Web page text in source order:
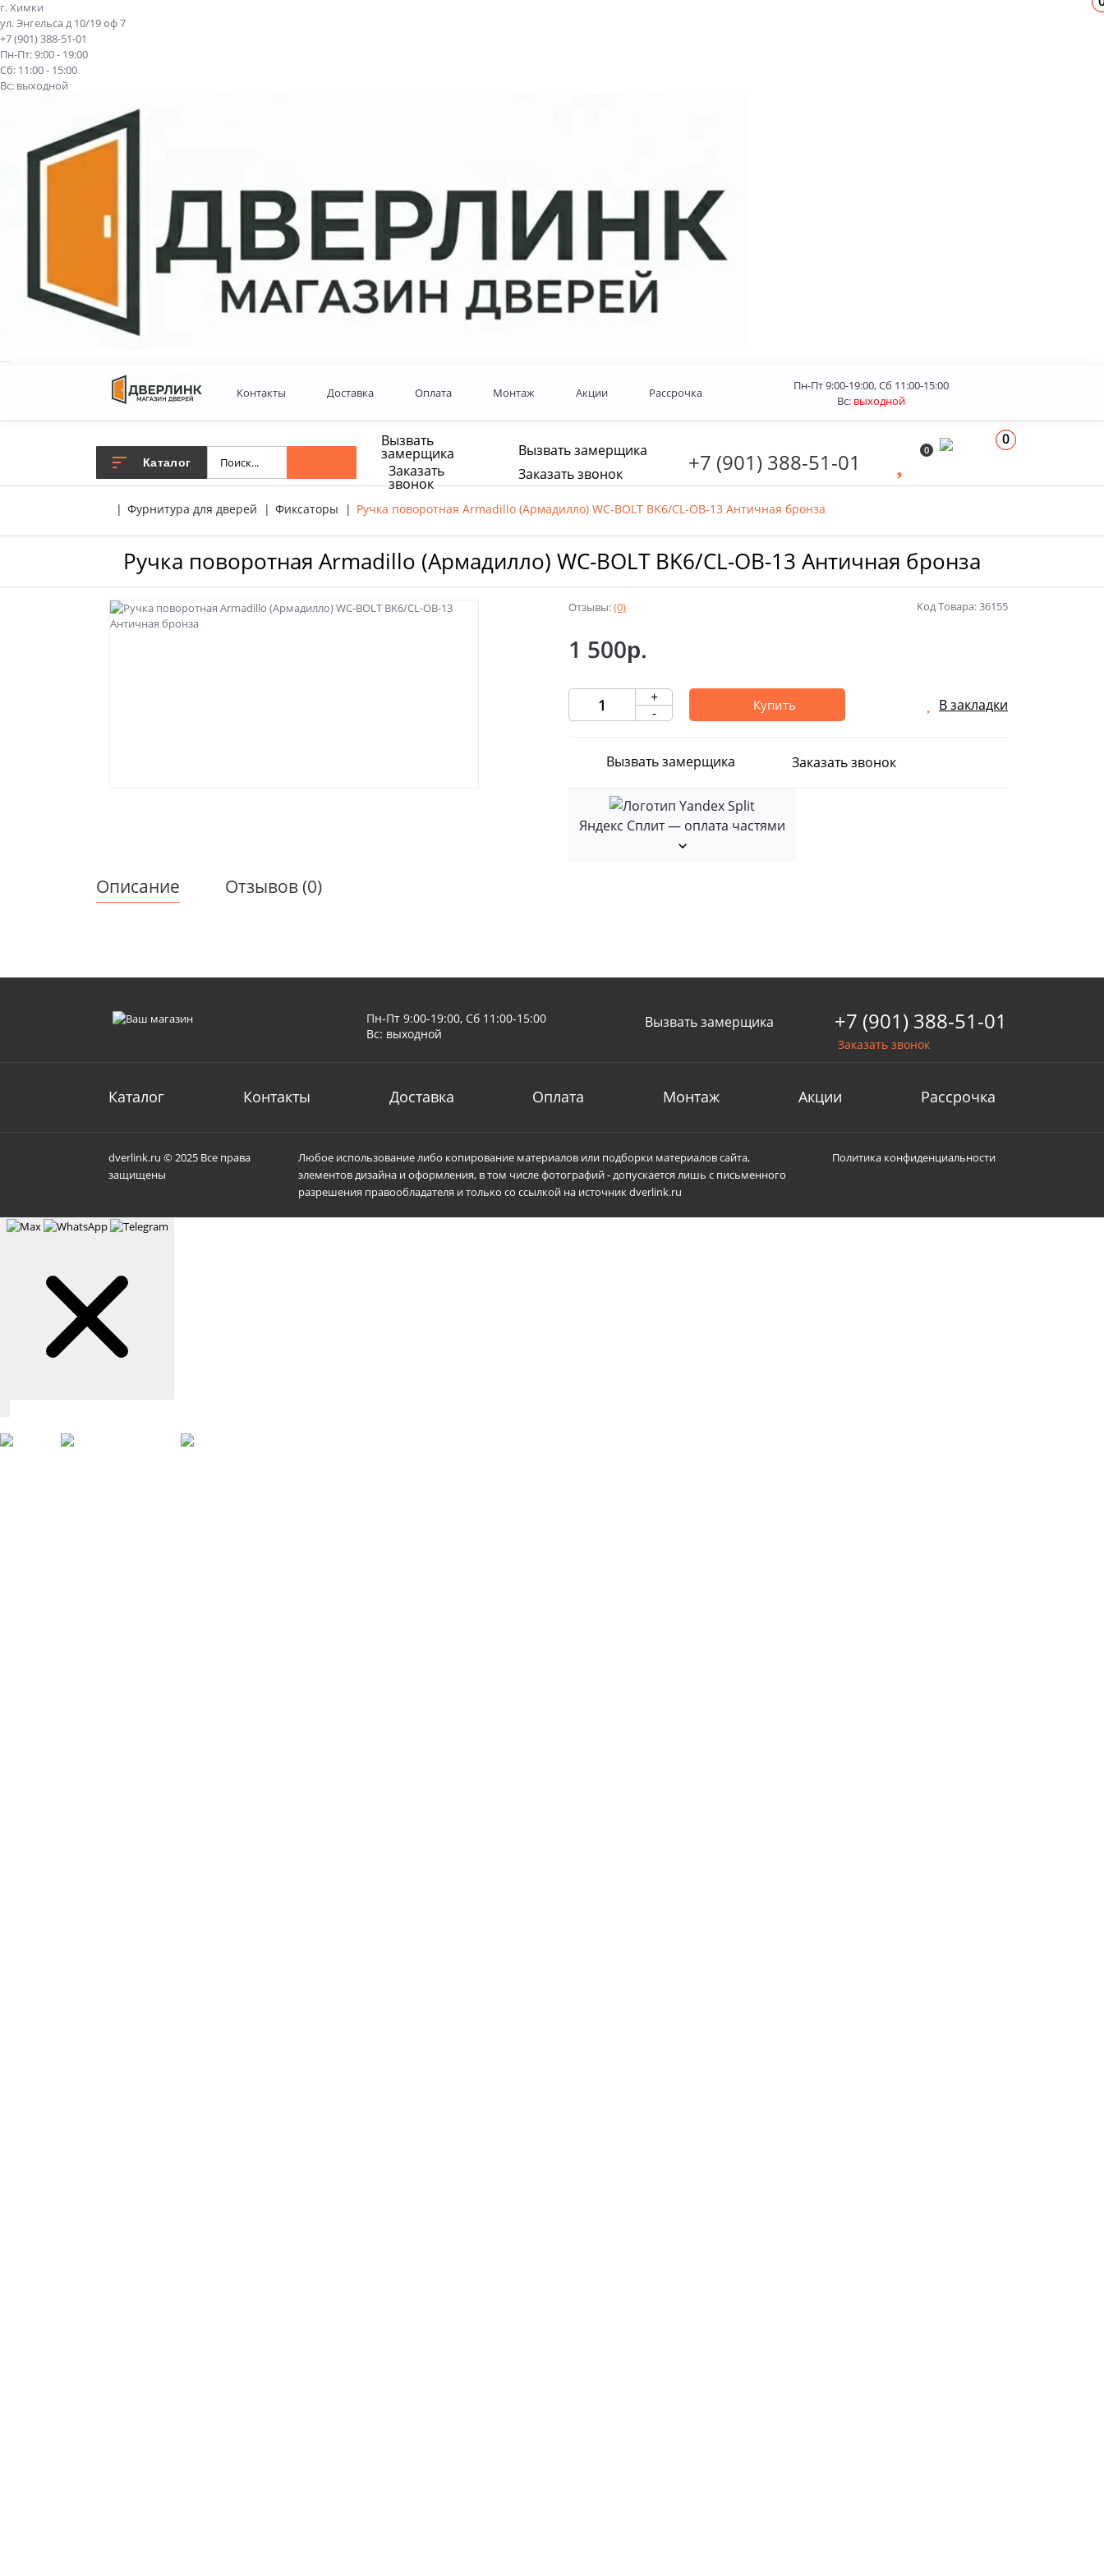
г. Химки
ул. Энгельса д 10/19 оф 7
+7 (901) 388-51-01
Пн-Пт: 9:00 - 19:00
Сб: 11:00 - 15:00
Вс: выходной
Контакты Доставка Оплата Монтаж Акции Рассрочка
Пн-Пт 9:00-19:00, Сб 11:00-15:00
Вс: выходной
Каталог
Вызвать
замерщика
Заказать
звонок
Вызвать замерщика
Заказать звонок
+7 (901) 388-51-01 0
0
Фурнитура для дверей Фиксаторы Ручка поворотная Armadillo (Армадилло) WC-BOLT BK6/CL-OB-13 Античная бронза
Ручка поворотная Armadillo (Армадилло) WC-BOLT BK6/CL-OB-13 Античная бронза
Отзывы:(0) Код Товара: 36155
1 500р.
+
-
Купить В закладки
Вызвать замерщика Заказать звонок
Яндекс Сплит — оплата частями
Описание Отзывов (0)
Пн-Пт 9:00-19:00, Сб 11:00-15:00
Вс: выходной
Вызвать замерщика +7 (901) 388-51-01
Заказать звонок
Каталог Контакты Доставка Оплата Монтаж Акции Рассрочка
dverlink.ru © 2025 Все права
защищены
Любое использование либо копирование материалов или подборки материалов сайта,
элементов дизайна и оформления, в том числе фотографий - допускается лишь с письменного
разрешения правообладателя и только со ссылкой на источник dverlink.ru
Политика конфиденциальности